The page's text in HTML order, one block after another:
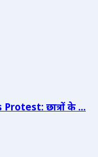
छात्रों के ...